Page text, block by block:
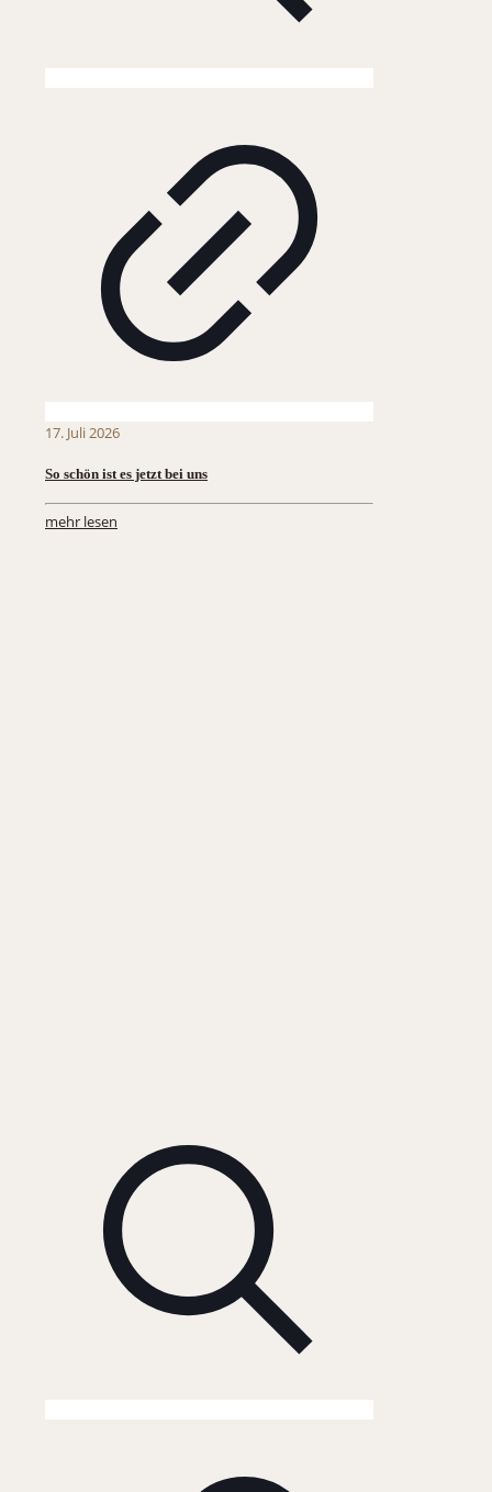
17. Juli 2026
So schön ist es jetzt bei uns
mehr lesen